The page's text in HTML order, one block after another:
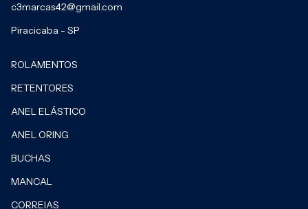
c3marcas42@gmail.com
Piracicaba - SP
ROLAMENTOS
RETENTORES
ANEL ELÁSTICO
ANEL ORING
BUCHAS
MANCAL
CORREIAS